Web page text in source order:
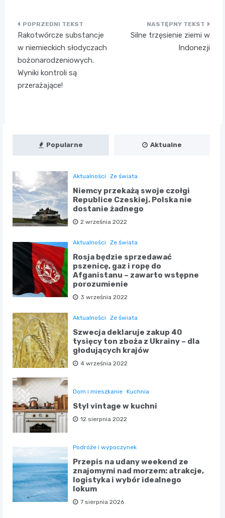
Nawigacja
wpisu
Rakotwórcze substancje
w niemieckich słodyczach
bożonarodzeniowych.
Wyniki kontroli są
przerażające!
Silne trzęsienie ziemi w
Indonezji
Popularne Aktualne
Aktualności Ze świata
Niemcy przekażą swoje czołgi
Republice Czeskiej. Polska nie
dostanie żadnego
2 września 2022
Aktualności Ze świata
Rosja będzie sprzedawać
pszenicę, gaz i ropę do
Afganistanu – zawarto wstępne
porozumienie
3 września 2022
Aktualności Ze świata
Szwecja deklaruje zakup 40
tysięcy ton zboża z Ukrainy – dla
głodujących krajów
4 września 2022
Dom i mieszkanie Kuchnia
Styl vintage w kuchni
12 sierpnia 2022
Podróże i wypoczynek
Przepis na udany weekend ze
znajomymi nad morzem: atrakcje,
logistyka i wybór idealnego
lokum
7 sierpnia 2026